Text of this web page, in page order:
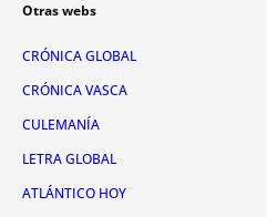
Otras webs
CRÓNICA GLOBAL
CRÓNICA VASCA
CULEMANÍA
LETRA GLOBAL
ATLÁNTICO HOY